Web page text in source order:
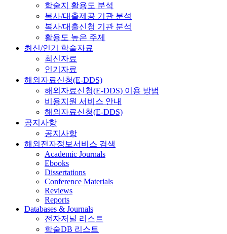
학술지 활용도 분석
복사/대출제공 기관 분석
복사/대출신청 기관 분석
활용도 높은 주제
최신/인기 학술자료
최신자료
인기자료
해외자료신청(E-DDS)
해외자료신청(E-DDS) 이용 방법
비용지원 서비스 안내
해외자료신청(E-DDS)
공지사항
공지사항
해외전자정보서비스 검색
Academic Journals
Ebooks
Dissertations
Conference Materials
Reviews
Reports
Databases & Journals
전자저널 리스트
학술DB 리스트